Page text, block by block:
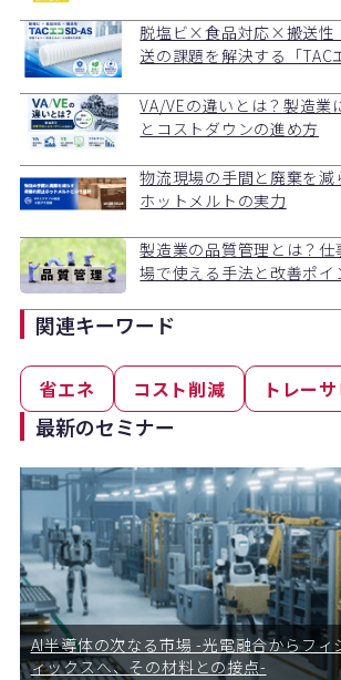
脱塩ビ×食品対応×搬送性
送の課題を解決する「TAC
VA/VEの違いとは？製造業
とコストダウンの進め方
物流現場の手間と廃棄を減
ホットメルトの実力
製造業の品質管理とは？
場で使える手法と改善ポイ
関連キーワード
省エネ コスト削減 トレー
最新のセミナー
AI半導体の次なる市場 -光電融合からフィ
ィックスへ、その材料との接点-